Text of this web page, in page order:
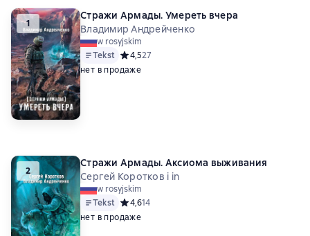
1
Стражи Армады. Умереть вчера
Владимир Андрейченко
w rosyjskim
Tekst Средний рейтинг 4,5 на основе 27 оценок
4,527
нет в продаже
2
Стражи Армады. Аксиома выживания
Сергей Коротков i in
w rosyjskim
Tekst Средний рейтинг 4,6 на основе 14 оценок
4,614
нет в продаже